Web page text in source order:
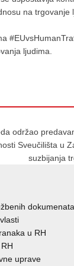
na trgovanje
ljudima.
održao
Sveučilišta u
suzbijanja
u RH
uprave